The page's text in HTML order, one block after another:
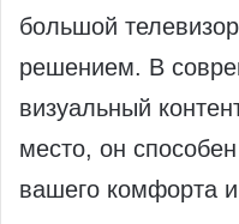
большой
решением. В
визуальный
место, он
вашего комфорта